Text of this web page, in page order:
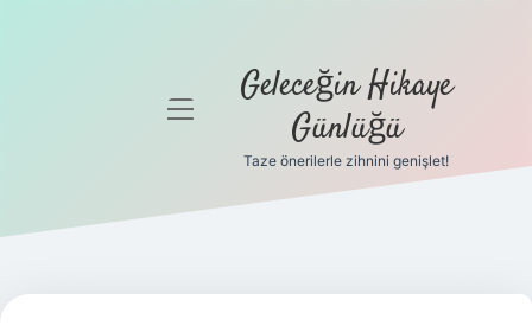
Gizlilik
menüyü Geleceğin Hikaye
Günlüğü
Taze önerilerle zihnini genişlet!